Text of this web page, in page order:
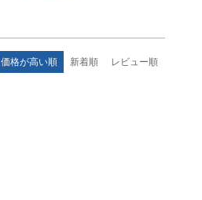
価格が高い順 新着順 レビュー順